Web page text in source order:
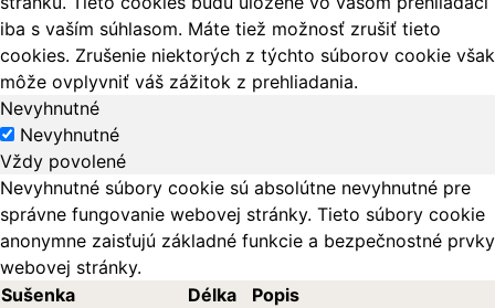
iba s vaším súhlasom. Máte tiež možnosť zrušiť tieto
cookies. Zrušenie niektorých z týchto súborov cookie však
môže ovplyvniť váš zážitok z prehliadania.
Nevyhnutné
Nevyhnutné
Vždy povolené
Nevyhnutné súbory cookie sú absolútne nevyhnutné pre
správne fungovanie webovej stránky. Tieto súbory cookie
anonymne zaisťujú základné funkcie a bezpečnostné prvky
webovej stránky.
Sušenka
Délka Popis